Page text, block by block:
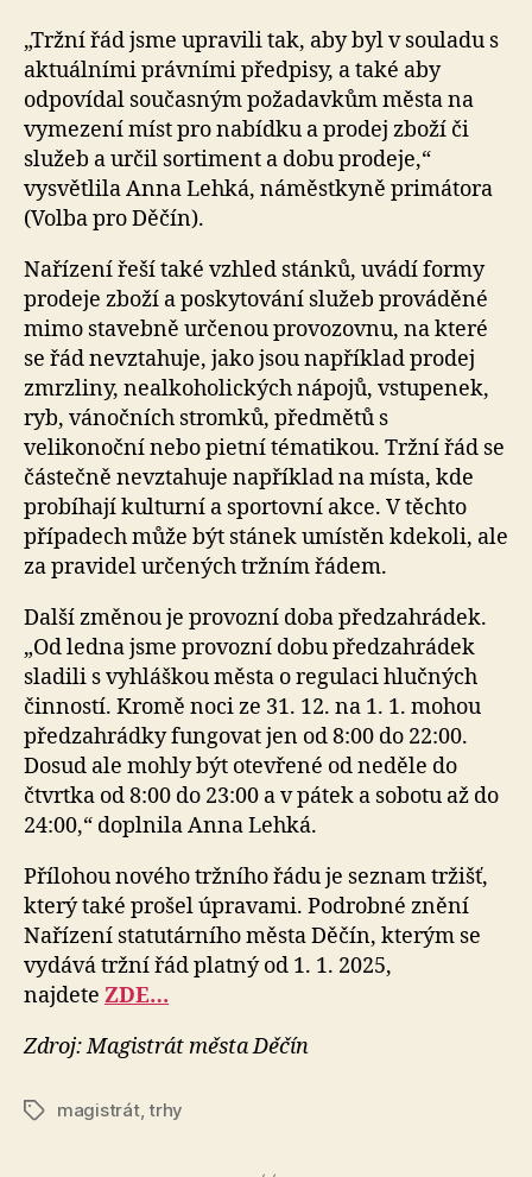
„Tržní řád jsme upravili tak, aby byl v souladu s
aktuálními právními předpisy, a také aby
odpovídal současným požadavkům města na
vymezení míst pro nabídku a prodej zboží či
služeb a určil sortiment a dobu prodeje,“
vysvětlila Anna Lehká, náměstkyně primátora
(Volba pro Děčín).
Nařízení řeší také vzhled stánků, uvádí formy
prodeje zboží a poskytování služeb prováděné
mimo stavebně určenou provozovnu, na které
se řád nevztahuje, jako jsou například prodej
zmrzliny, nealkoholických nápojů, vstupenek,
ryb, vánočních stromků, předmětů s
velikonoční nebo pietní tématikou. Tržní řád se
částečně nevztahuje například na místa, kde
probíhají kulturní a sportovní akce. V těchto
případech může být stánek umístěn kdekoli, ale
za pravidel určených tržním řádem.
Další změnou je provozní doba předzahrádek.
„Od ledna jsme provozní dobu předzahrádek
sladili s vyhláškou města o regulaci hlučných
činností. Kromě noci ze 31. 12. na 1. 1. mohou
předzahrádky fungovat jen od 8:00 do 22:00.
Dosud ale mohly být otevřené od neděle do
čtvrtka od 8:00 do 23:00 a v pátek a sobotu až do
24:00,“ doplnila Anna Lehká.
Přílohou nového tržního řádu je seznam tržišť,
který také prošel úpravami. Podrobné znění
Nařízení statutárního města Děčín, kterým se
vydává tržní řád platný od 1. 1. 2025,
najdete ZDE…
Zdroj: Magistrát města Děčín
Štítkymagistrát,trhy